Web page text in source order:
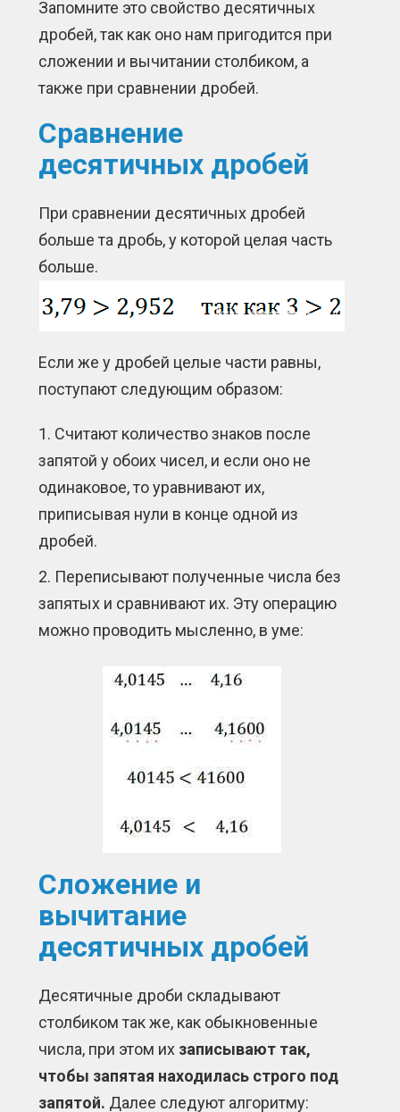
Запомните это свойство десятичных
дробей, так как оно нам пригодится при
сложении и вычитании столбиком, а
также при сравнении дробей.
Сравнение
десятичных дробей
При сравнении десятичных дробей
больше та дробь, у которой целая часть
больше.
Если же у дробей целые части равны,
поступают следующим образом:
Считают количество знаков после
запятой у обоих чисел, и если оно не
одинаковое, то уравнивают их,
приписывая нули в конце одной из
дробей.
Переписывают полученные числа без
запятых и сравнивают их. Эту операцию
можно проводить мысленно, в уме:
Сложение и
вычитание
десятичных дробей
Десятичные дроби складывают
столбиком так же, как обыкновенные
числа, при этом их записывают так,
чтобы запятая находилась строго под
запятой. Далее следуют алгоритму: